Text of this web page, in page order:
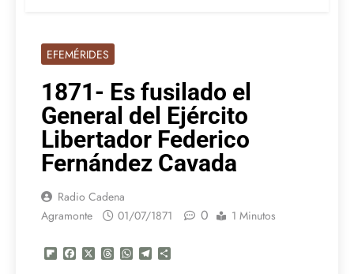
EFEMÉRIDES
1871- Es fusilado el
General del Ejército
Libertador Federico
Fernández Cavada
Radio Cadena
Agramonte
01/07/1871 0 1 Minutos
Flipboard
FacebookThreadsWhatsApp
Telegram